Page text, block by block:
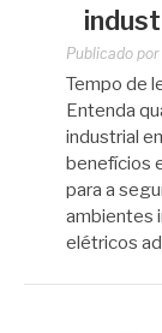
Publicado por
Tempo de
Entenda
industrial
benefícios
para a
ambientes
elétricos